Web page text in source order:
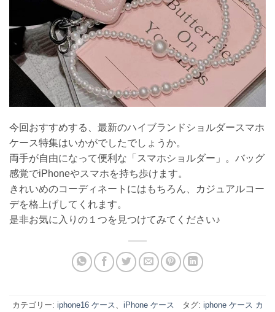
今回おすすめする、最新のハイブランドショルダースマホ
ケース特集はいかがでしたでしょうか。
両手が自由になって便利な「スマホショルダー」。バッグ
感覚でiPhoneやスマホを持ち歩けます。
きれいめのコーディネートにはもちろん、カジュアルコー
デを格上げしてくれます。
是非お気に入りの１つを見つけてみてください♪
カテゴリー: iphone16 ケース、 iPhone ケース タグ: iphone ケース カ